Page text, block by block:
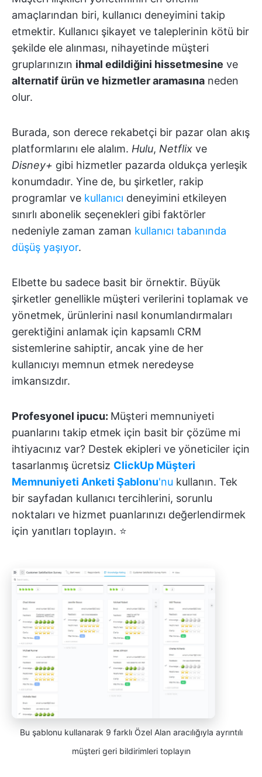
amaçlarından biri, kullanıcı deneyimini takip
etmektir. Kullanıcı şikayet ve taleplerinin kötü bir
şekilde ele alınması, nihayetinde müşteri
gruplarınızın ihmal edildiğini hissetmesine ve
alternatif ürün ve hizmetler aramasına neden
olur.
Burada, son derece rekabetçi bir pazar olan akış
platformlarını ele alalım. Hulu, Netflix ve
Disney+ gibi hizmetler pazarda oldukça yerleşik
konumdadır. Yine de, bu şirketler, rakip
programlar ve kullanıcı deneyimini etkileyen
sınırlı abonelik seçenekleri gibi faktörler
nedeniyle zaman zaman kullanıcı tabanında
düşüş yaşıyor.
Elbette bu sadece basit bir örnektir. Büyük
şirketler genellikle müşteri verilerini toplamak ve
yönetmek, ürünlerini nasıl konumlandırmaları
gerektiğini anlamak için kapsamlı CRM
sistemlerine sahiptir, ancak yine de her
kullanıcıyı memnun etmek neredeyse
imkansızdır.
Profesyonel ipucu: Müşteri memnuniyeti
puanlarını takip etmek için basit bir çözüme mi
ihtiyacınız var? Destek ekipleri ve yöneticiler için
tasarlanmış ücretsiz ClickUp Müşteri
Memnuniyeti Anketi Şablonu'nu kullanın. Tek
bir sayfadan kullanıcı tercihlerini, sorunlu
noktaları ve hizmet puanlarınızı değerlendirmek
için yanıtları toplayın. ⭐
Bu şablonu kullanarak 9 farklı Özel Alan aracılığıyla ayrıntılı
müşteri geri bildirimleri toplayın